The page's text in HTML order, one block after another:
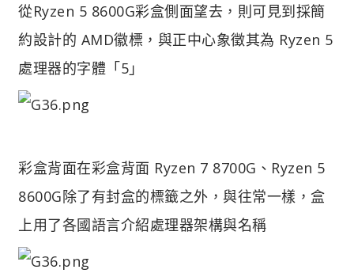
從Ryzen 5 8600G彩盒側面望去，則可見到採簡
約設計的 AMD徽標，與正中心象徵其為 Ryzen 5
處理器的字體「5」
彩盒背面在彩盒背面 Ryzen 7 8700G、Ryzen 5
8600G除了有封盒的標籤之外，與往常一樣，盒
上用了各國語言介紹處理器架構與名稱